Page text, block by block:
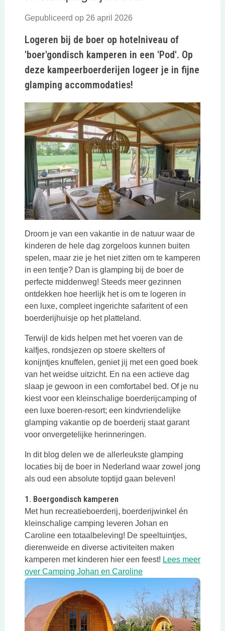
Gepubliceerd op 26 april 2026
Logeren bij de boer op hotelniveau of
'boer'gondisch kamperen in een 'Pod'. Op
deze kampeerboerderijen logeer je in fijne
glamping accommodaties!
Droom je van een vakantie in de natuur waar de
kinderen de hele dag zorgeloos kunnen buiten
spelen, maar zie je het niet zitten om te kamperen
in een tentje? Dan is glamping bij de boer de
perfecte middenweg! Steeds meer gezinnen
ontdekken hoe heerlijk het is om te logeren in
een luxe, compleet ingerichte safaritent of een
boerderijhuisje op het platteland.
Terwijl de kids helpen met het voeren van de
kalfjes, rondsjezen op stoere skelters of
konijntjes knuffelen, geniet jij met een goed boek
van het weidse uitzicht. En na een actieve dag
slaap je gewoon in een comfortabel bed. Of je nu
kiest voor een kleinschalige boerderijcamping of
een luxe boeren-resort; een kindvriendelijke
glamping vakantie op de boerderij staat garant
voor onvergetelijke herinneringen.
In dit blog delen we de allerleukste glamping
locaties bij de boer in Nederland waar zowel jong
als oud een absolute toptijd gaan beleven!
1. Boergondisch kamperen
Met hun recreatieboerderij, boerderijwinkel én
kleinschalige camping leveren Johan en
Caroline een totaalbeleving! De speeltuintjes,
dierenweide en diverse activiteiten maken
kamperen met kinderen hier een feest! Lees meer
over Camping Johan en CarolineDeze link opent in een